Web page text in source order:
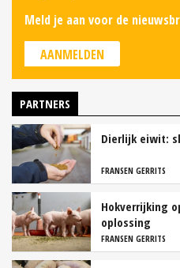
Meld je aan voor de
AANMELDEN
PARTNERS
Dierlijk eiwit:
FRANSEN GERRITS
Hokverrijking
oplossing
FRANSEN GERRITS